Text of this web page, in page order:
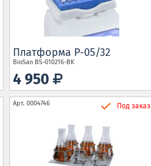
Платформа P-05/32
BioSan BS-010216-BK
4 950
Арт. 0004746 Под заказ